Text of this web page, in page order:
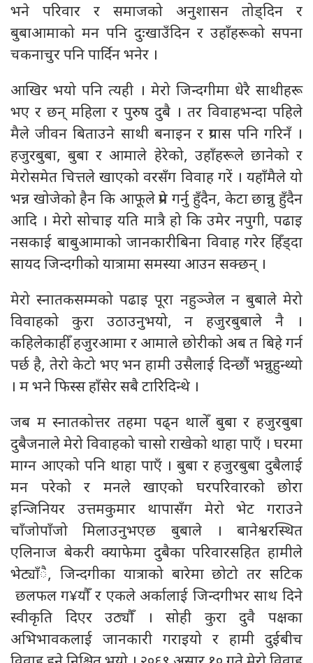
भने परिवार र समाजको अनुशासन तोड्दिन र
बुबाआमाको मन पनि दुःखाउँदिन र उहाँहरूको सपना
चकनाचुर पनि पार्दिन भनेर ।
आखिर भयो पनि त्यही । मेरो जिन्दगीमा धेरै साथीहरू
भए र छन् महिला र पुरुष दुबै । तर विवाहभन्दा पहिले
मैले जीवन बिताउने साथी बनाइन र प्रयास पनि गरिनँ ।
हजुरबुबा, बुबा र आमाले हेरेको, उहाँहरूले छानेको र
मेरोसमेत चित्तले खाएको वरसँग विवाह गरें । यहाँमैले यो
भन्न खोजेको हैन कि आफूले प्रेम गर्नु हुँदैन, केटा छान्नु हुँदैन
आदि । मेरो सोचाइ यति मात्रै हो कि उमेर नपुगी, पढाइ
नसकाई बाबुआमाको जानकारीबिना विवाह गरेर हिँड्दा
सायद जिन्दगीको यात्रामा समस्या आउन सक्छन् ।
मेरो स्नातकसम्मको पढाइ पूरा नहुञ्जेल न बुबाले मेरो
विवाहको कुरा उठाउनुभयो, न हजुरबुबाले नै ।
कहिलेकाहीँ हजुरआमा र आमाले छोरीको अब त बिहे गर्न
पर्छ है, तेरो केटो भए भन हामी उसैलाई दिन्छौं भन्नुहुन्थ्यो
। म भने फिस्स हाँसेर सबै टारिदिन्थे‌ ।
जब म स्नातकोत्तर तहमा पढ्न थालेँ बुबा र हजुरबुबा
दुबैजनाले मेरो विवाहको चासो राखेको थाहा पाएँ । घरमा
माग्न आएको पनि थाहा पाएँ । बुबा र हजुरबुबा दुबैलाई
मन परेको र मनले खाएको घरपरिवारको छोरा
इन्जिनियर उत्तमकुमार थापासँग मेरो भेट गराउने
चाँजोपाँजो मिलाउनुभएछ बुबाले । बानेश्वरस्थित
एलिनाज बेकरी क्याफेमा दुबैका परिवारसहित हामीले
भेट्याँै, जिन्दगीका यात्राको बारेमा छोटो तर सटिक
छलफल ग¥यौँ र एकले अर्कालाई जिन्दगीभर साथ दिने
स्वीकृति दिएर उठ्यौँ । सोही कुरा दुवै पक्षका
अभिभावकलाई जानकारी गराइयो र हामी दुईबीच